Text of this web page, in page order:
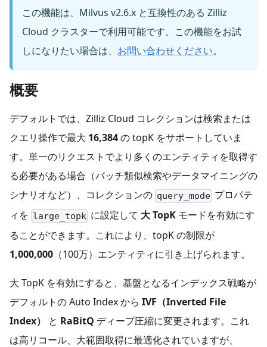
この機能は、Milvus v2.6.x と互換性のある Zilliz
Cloud クラスターで利用可能です。この機能をお試
しになりたい場合は、 お問い合わせください。
概要
デフォルトでは、Zilliz Cloud コレクションは検索または
クエリ操作で最大 16,384の topK をサポートしていま
す。単一のリクエストでより多くのエンティティを取得す
る必要がある場合（バッチ類似検索やデータマイニングの
シナリオなど）、コレクションの query_mode プロパテ
ィを large_topk に設定して 大 TopK モードを有効にす
ることができます。これにより、topK の制限が
1,000,000 （100万）エンティティに引き上げられます。
大 TopK を有効にすると、基盤となるインデックス戦略が
デフォルトの Auto Index から IVF（Inverted File
Index）
と RaBitQ ディープ圧縮に変更されます。これ
は高リコール、大範囲取得に最適化されていますが、